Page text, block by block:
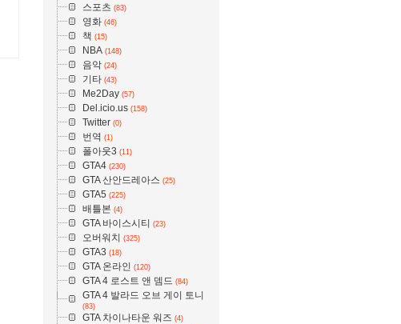
스포츠 (83)
영화 (46)
책 (15)
NBA (148)
음악 (24)
기타 (43)
Me2Day (57)
Del.icio.us (158)
Twitter (0)
번역 (1)
폴아웃3 (11)
GTA4 (230)
GTA 산안드레아스 (25)
GTA5 (225)
배틀본 (4)
GTA 바이스시티 (23)
오버워치 (325)
GTA3 (18)
GTA 온라인 (120)
GTA 4 로스트 앤 뎀드 (84)
GTA 4 발라드 오브 게이 토니
(83)
GTA 차이나타운 워즈 (4)